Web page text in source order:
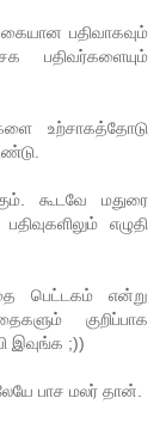
பதிவாகவும்
பதிவர்களையும்
உற்சாகத்தோடு
கூடவே மதுரை
எழுதி
பெட்டகம் என்று
குறிப்பாக
இவுங்க ;))
பாச மலர் தான்.